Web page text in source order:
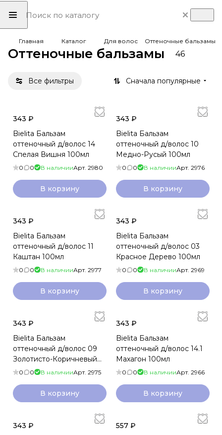
Главная Каталог Для волос Оттеночные бальзамы
Оттеночные бальзамы 46
Все фильтры Сначала популярные
343 ₽
Bielita Бальзам
оттеночный д/волос 14
Спелая Вишня 100мл
0 0 В наличииАрт. 2980
В корзину
343 ₽
Bielita Бальзам
оттеночный д/волос 10
Медно-Русый 100мл
0 0 В наличииАрт. 2976
В корзину
343 ₽
Bielita Бальзам
оттеночный д/волос 11
Каштан 100мл
0 0 В наличииАрт. 2977
В корзину
343 ₽
Bielita Бальзам
оттеночный д/волос 03
Красное Дерево 100мл
0 0 В наличииАрт. 2969
В корзину
343 ₽
Bielita Бальзам
оттеночный д/волос 09
Золотисто-Коричневый
100мл
0 0 В наличииАрт. 2975
В корзину
343 ₽
Bielita Бальзам
оттеночный д/волос 14.1
Махагон 100мл
0 0 В наличииАрт. 2966
В корзину
343 ₽
557 ₽